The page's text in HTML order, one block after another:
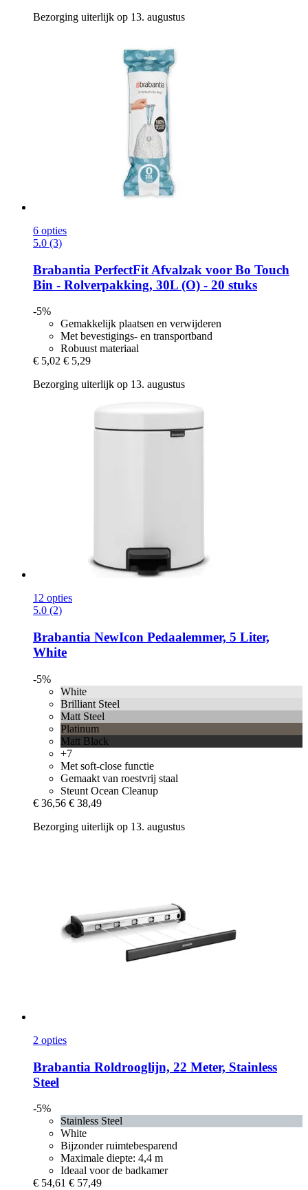
Bezorging uiterlijk op 13. augustus
6 opties
5.0 (3)
Brabantia PerfectFit Afvalzak voor Bo Touch
Bin -​ Rolverpakking, 30L (O) -​ 20 stuks
-5%
Gemakkelijk plaatsen en verwijderen
Met bevestigings- en transportband
Robuust materiaal
€ 5,02 € 5,29
Bezorging uiterlijk op 13. augustus
12 opties
5.0 (2)
Brabantia NewIcon Pedaalemmer, 5 Liter,
White
-5%
White
Brilliant Steel
Matt Steel
Platinum
Matt Black
+7
Met soft-close functie
Gemaakt van roestvrij staal
Steunt Ocean Cleanup
€ 36,56 € 38,49
Bezorging uiterlijk op 13. augustus
2 opties
Brabantia Roldrooglijn, 22 Meter, Stainless
Steel
-5%
Stainless Steel
White
Bijzonder ruimtebesparend
Maximale diepte: 4,4 m
Ideaal voor de badkamer
€ 54,61 € 57,49